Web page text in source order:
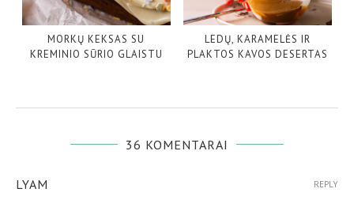
MORKŲ KEKSAS SU
KREMINIO SŪRIO GLAISTU
LEDŲ, KARAMELĖS IR
PLAKTOS KAVOS DESERTAS
36 KOMENTARAI
LYAM REPLY